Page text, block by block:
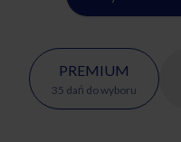
PREMIUM
35 dań do wyboru